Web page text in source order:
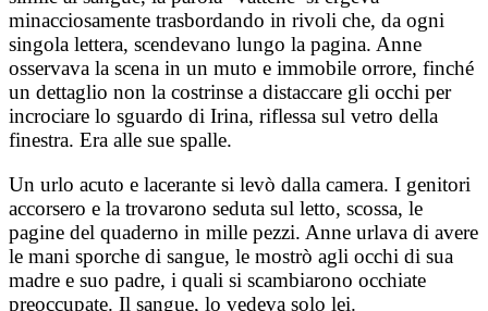
minacciosamente trasbordando in rivoli che, da ogni
singola lettera, scendevano lungo la pagina. Anne
osservava la scena in un muto e immobile orrore, finché
un dettaglio non la costrinse a distaccare gli occhi per
incrociare lo sguardo di Irina, riflessa sul vetro della
finestra. Era alle sue spalle.
Un urlo acuto e lacerante si levò dalla camera. I genitori
accorsero e la trovarono seduta sul letto, scossa, le
pagine del quaderno in mille pezzi. Anne urlava di avere
le mani sporche di sangue, le mostrò agli occhi di sua
madre e suo padre, i quali si scambiarono occhiate
preoccupate. Il sangue, lo vedeva solo lei.